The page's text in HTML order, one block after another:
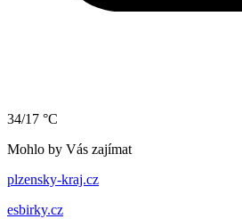
34/17 °C
Mohlo by Vás zajímat
plzensky-kraj.cz
esbirky.cz